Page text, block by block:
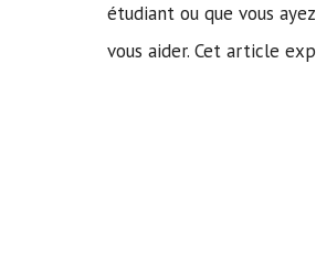
étudiant ou que vous
vous aider. Cet article